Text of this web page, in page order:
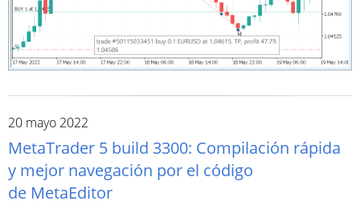
20 mayo 2022
MetaTrader 5 build 3300: Compilación rápida
y mejor navegación por el código
de MetaEditor